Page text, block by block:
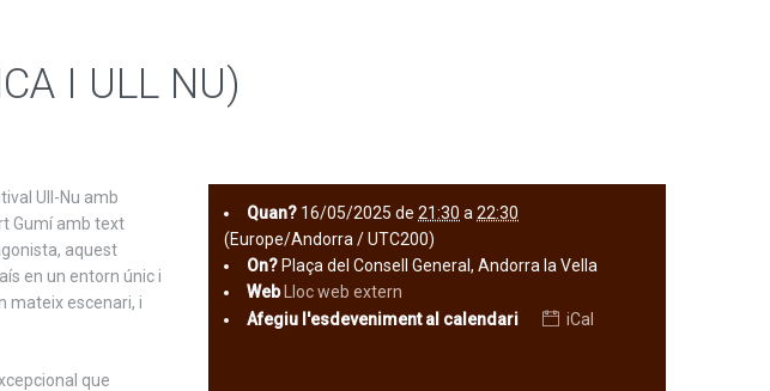
I ULL NU)
Quan? 16/05/2025 de 21:30 a 22:30
(Europe/Andorra / UTC200)
On? Plaça del Consell General, Andorra la Vella
Web
Lloc web extern
Afegiu l'esdeveniment al calendari
iCal
Ull-Nu amb
Gumí amb text
aquest
en un entorn únic i
mateix escenari, i
que